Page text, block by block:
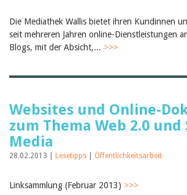
Die Mediathek Wallis bietet ihren Kundinnen
seit mehreren Jahren online-Dienstleistungen
Blogs, mit der Absicht,... >>>
Websites und Online-
zum Thema Web 2.0 und
Media
28.02.2013 | Lesetipps Öffentlichkeitsarbeit
Linksammlung (Februar 2013) >>>